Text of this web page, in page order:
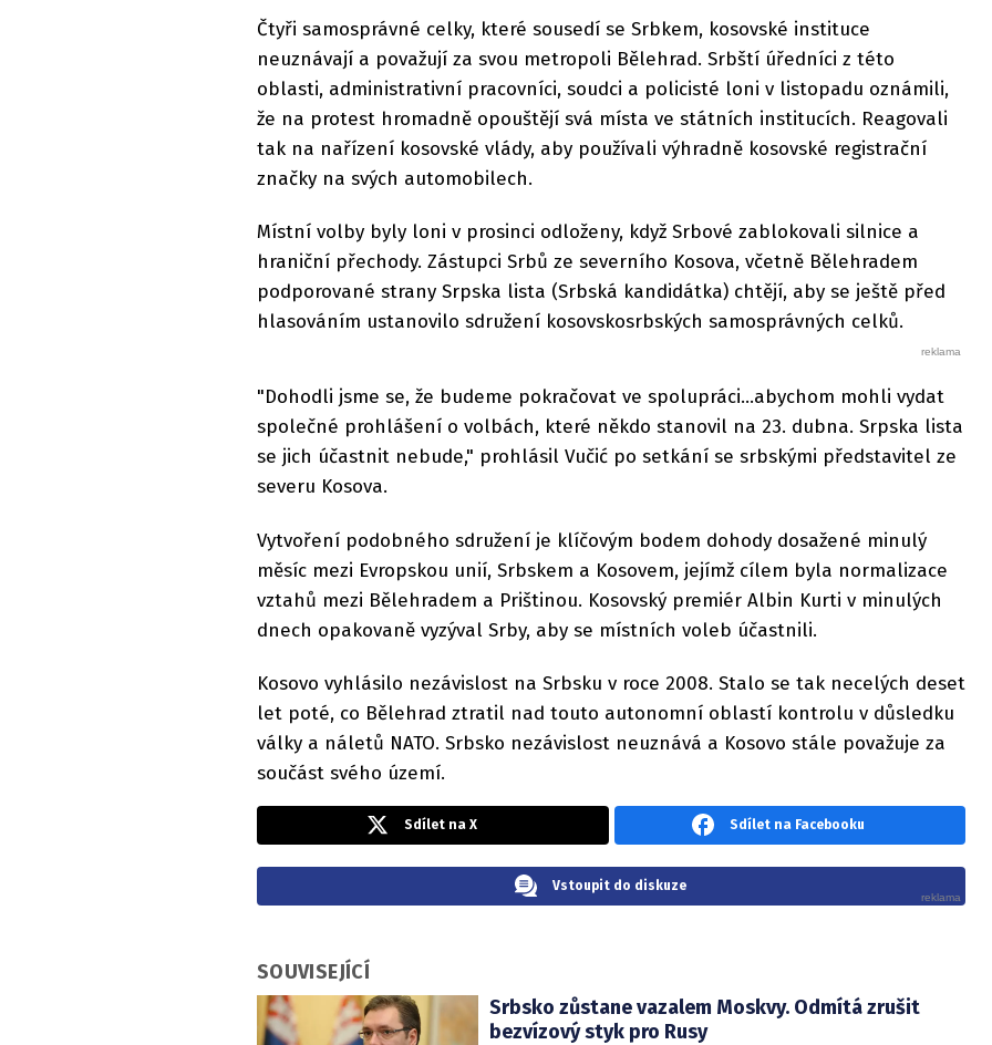
Čtyři samosprávné celky, které sousedí se Srbkem, kosovské instituce
neuznávají a považují za svou metropoli Bělehrad. Srbští úředníci z této
oblasti, administrativní pracovníci, soudci a policisté loni v listopadu oznámili,
že na protest hromadně opouštějí svá místa ve státních institucích. Reagovali
tak na nařízení kosovské vlády, aby používali výhradně kosovské registrační
značky na svých automobilech.
Místní volby byly loni v prosinci odloženy, když Srbové zablokovali silnice a
hraniční přechody. Zástupci Srbů ze severního Kosova, včetně Bělehradem
podporované strany Srpska lista (Srbská kandidátka) chtějí, aby se ještě před
hlasováním ustanovilo sdružení kosovskosrbských samosprávných celků.
"Dohodli jsme se, že budeme pokračovat ve spolupráci...abychom mohli vydat
společné prohlášení o volbách, které někdo stanovil na 23. dubna. Srpska lista
se jich účastnit nebude," prohlásil Vučić po setkání se srbskými představitel ze
severu Kosova.
Vytvoření podobného sdružení je klíčovým bodem dohody dosažené minulý
měsíc mezi Evropskou unií, Srbskem a Kosovem, jejímž cílem byla normalizace
vztahů mezi Bělehradem a Prištinou. Kosovský premiér Albin Kurti v minulých
dnech opakovaně vyzýval Srby, aby se místních voleb účastnili.
Kosovo vyhlásilo nezávislost na Srbsku v roce 2008. Stalo se tak necelých deset
let poté, co Bělehrad ztratil nad touto autonomní oblastí kontrolu v důsledku
války a náletů NATO. Srbsko nezávislost neuznává a Kosovo stále považuje za
součást svého území.
Sdílet na X Sdílet na Facebooku
Vstoupit do diskuze
SOUVISEJÍCÍ
Srbsko zůstane vazalem Moskvy. Odmítá zrušit
bezvízový styk pro Rusy